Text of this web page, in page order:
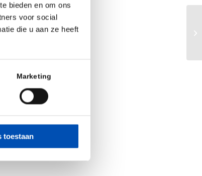
bieden en om ons
voor social
die u aan ze heeft
Marketing
toestaan